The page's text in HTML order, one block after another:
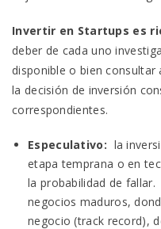
Invertir en Startups es
deber de cada uno
disponible o bien
la decisión de inversión
correspondientes.
Especulativo: la
etapa temprana o en
la probabilidad de
negocios maduros,
negocio (track record),